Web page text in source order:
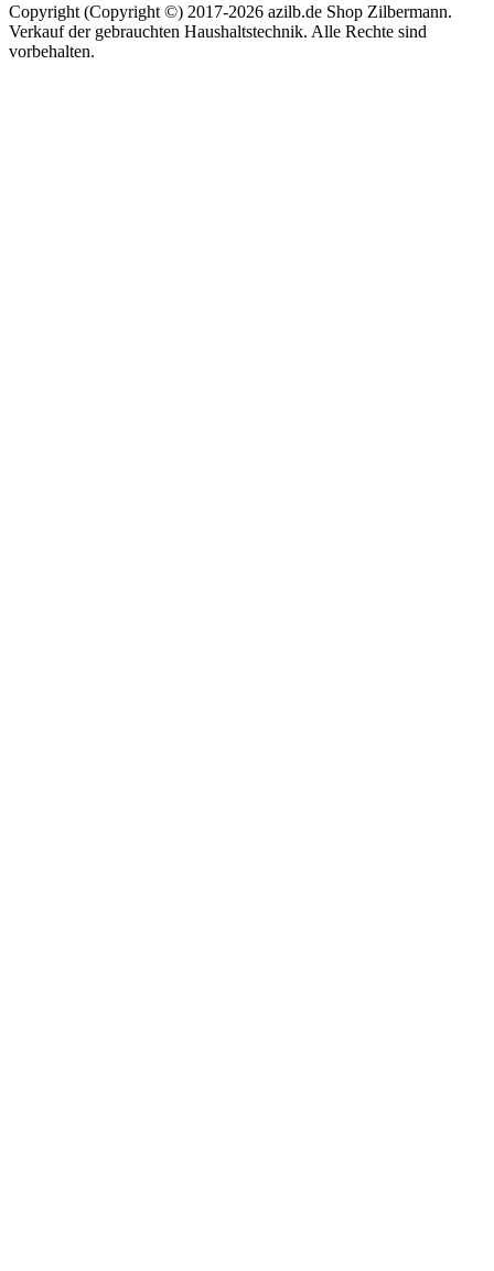
Copyright (Copyright ©) 2017-2026 azilb.de Shop Zilbermann.
Verkauf der gebrauchten Haushaltstechnik. Alle Rechte sind
vorbehalten.